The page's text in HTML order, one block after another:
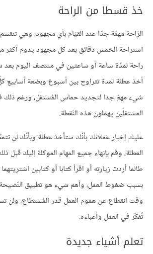
خذ قسطا من الراحة
الرّاحة مهمّة جدّا عند القيّام بأي مجهود، وهي
استراحة الخمس دقائق بعد كل مجهود يدوم أكثر
راحة لمدّة ساعة أو ساعتين في منتصف اليوم بعد
أخذ عطلة لمدة تتراوح بين أسبوع وبضعة أسابيع
شيء مهمّ جدا لتجديد حماس المُستقل، ورغم ذلك
المستقلّين يهملون هذه النّقطة.
عليك إخبار عملائك بأنّك ستأخذ عطلة وبأنّك لن
العطلة، وقم بإنهاء جميع المهام الموكلة إليك قبل
طالما أردت زيارته أو اقرأ كتابا أو كتابين
بسبب ضغوط العمل، وأهم شيء هو تطبيق النّصيحة
وقت انقطاع عن هموم العمل قدر المُستطاع، ولن
تُفكّر في العمل وأعباءه.
تعلم أشياء جديدة